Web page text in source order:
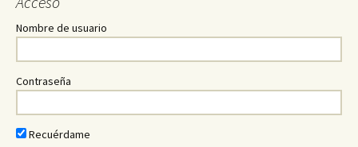
Nombre de usuario
Contraseña
Recuérdame